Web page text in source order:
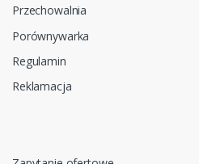
Przechowalnia
Porównywarka
Regulamin
Reklamacja